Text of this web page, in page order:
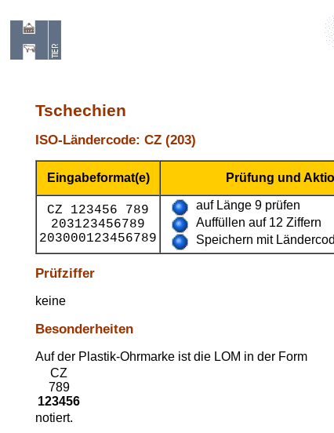
Tschechien
ISO-Ländercode: CZ (203)
Eingabeformat(e) Prüfung und
CZ 123456 789
203123456789
203000123456789
auf Länge 9 prüfen
Auffüllen auf 12 Ziffern
Speichern mit
Prüfziffer
keine
Besonderheiten
Auf der Plastik-Ohrmarke ist die LOM in der Form
CZ
789
123456
notiert.